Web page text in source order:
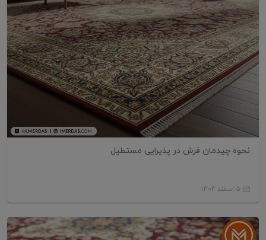
نحوه چیدمان فرش در پذیرایی مستطیل
5 اسفند 1404